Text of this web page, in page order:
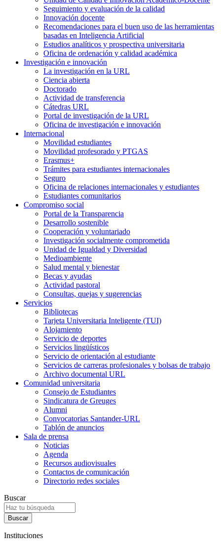
Seguimiento y evaluación de la calidad
Innovación docente
Recomendaciones para el buen uso de las herramientas
basadas en Inteligencia Artificial
Estudios analíticos y prospectiva universitaria
Oficina de ordenación y calidad académica
Investigación e innovación
La investigación en la URL
Ciencia abierta
Doctorado
Actividad de transferencia
Cátedras URL
Portal de investigación de la URL
Oficina de investigación e innovación
Internacional
Movilidad estudiantes
Movilidad profesorado y PTGAS
Erasmus+
Trámites para estudiantes internacionales
Seguro
Oficina de relaciones internacionales y estudiantes
Estudiantes comunitarios
Compromiso social
Portal de la Transparencia
Desarrollo sostenible
Cooperación y voluntariado
Investigación socialmente comprometida
Unidad de Igualdad y Diversidad
Medioambiente
Salud mental y bienestar
Becas y ayudas
Actividad pastoral
Consultas, quejas y sugerencias
Servicios
Bibliotecas
Tarjeta Universitaria Inteligente (TUI)
Alojamiento
Servicio de deportes
Servicios lingüísticos
Servicio de orientación al estudiante
Servicios de carreras profesionales y bolsas de trabajo
Archivo documental URL
Comunidad universitaria
Consejo de Estudiantes
Sindicatura de Greuges
Alumni
Convocatorias Santander-URL
Tablón de anuncios
Sala de prensa
Noticias
Agenda
Recursos audiovisuales
Contactos de comunicación
Directorio redes sociales
Buscar
Instituciones